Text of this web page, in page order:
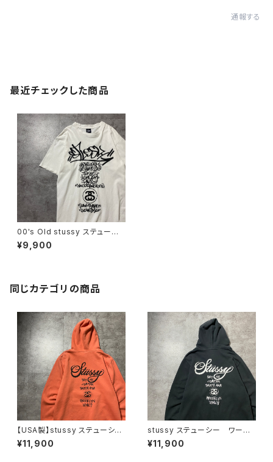
通報する
最近チェックした商品
00's Old stussy ステューシ
ー ワールドツアー アートグ
ラフィック 両面プリント シン
¥9,900
同じカテゴリの商品
【USA製】stussy ステューシ
ー ワールドツアー バックプリ
ント オレンジ スウェット パ
¥11,900
stussy ステューシー ワール
ドツアー バックプリント フル
ジップ パーカー スウェット
¥11,900